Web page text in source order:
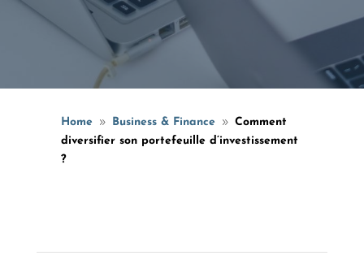
Home 9 Business & Finance 9 Comment
diversifier son portefeuille d’investissement
?